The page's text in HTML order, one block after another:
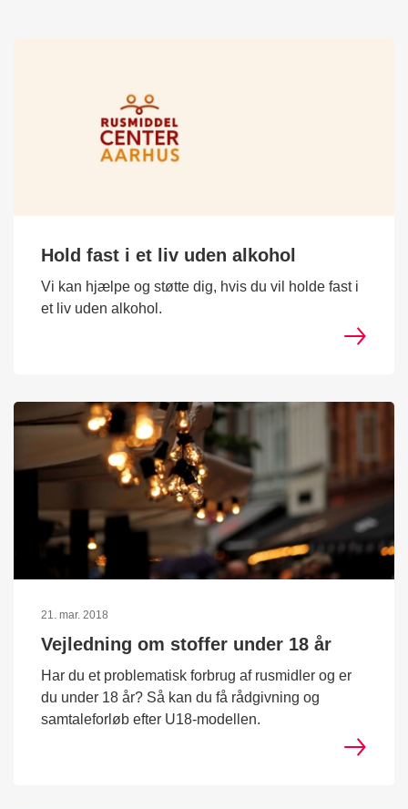
Hold fast i et liv uden alkohol
Vi kan hjælpe og støtte dig, hvis du vil holde fast i
et liv uden alkohol.
21. mar. 2018
Vejledning om stoffer under 18 år
Har du et problematisk forbrug af rusmidler og er
du under 18 år? Så kan du få rådgivning og
samtaleforløb efter U18-modellen.